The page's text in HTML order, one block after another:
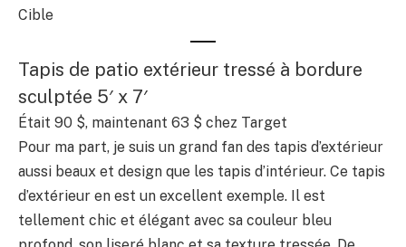
Cible
Tapis de patio extérieur tressé à bordure
sculptée 5′ x 7′
Était 90 $, maintenant 63 $ chez Target
Pour ma part, je suis un grand fan des tapis d’extérieur
aussi beaux et design que les tapis d’intérieur. Ce tapis
d’extérieur en est un excellent exemple. Il est
tellement chic et élégant avec sa couleur bleu